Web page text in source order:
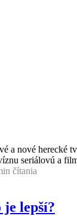
a nové herecké
seriálovú a
čítania
lepší?